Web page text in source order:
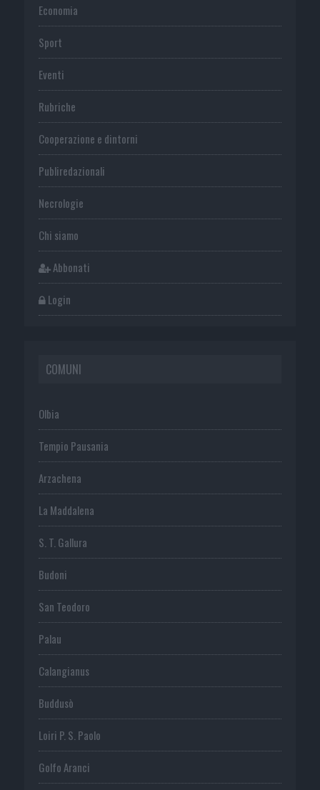
Economia
Sport
Eventi
Rubriche
Cooperazione e dintorni
Publiredazionali
Necrologie
Chi siamo
Abbonati
Login
COMUNI
Olbia
Tempio Pausania
Arzachena
La Maddalena
S. T. Gallura
Budoni
San Teodoro
Palau
Calangianus
Buddusò
Loiri P. S. Paolo
Golfo Aranci